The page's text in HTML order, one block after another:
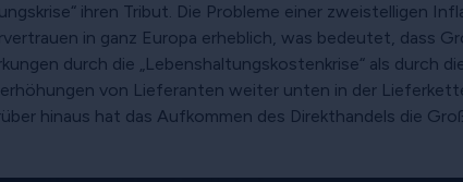
ihren Tribut. Die Probleme einer zweistelligen
in ganz Europa erheblich, was bedeutet, dass
durch die „Lebenshaltungskostenkrise“ als durch
von Lieferanten weiter unten in der
hinaus hat das Aufkommen des Direkthandels die